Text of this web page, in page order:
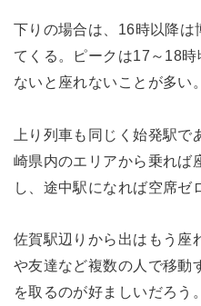
下りの場合は、16時以降は
てくる。ピークは17～18
ないと座れないことが多い。
上り列車も同じく始発駅
崎県内のエリアから乗れば
し、途中駅になれば空席ゼ
佐賀駅辺りから出はもう座
や友達など複数の人で移動
を取るのが好ましいだろう。